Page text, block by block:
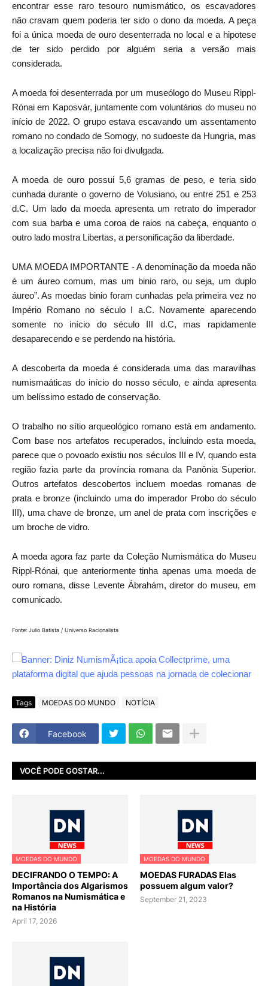
encontrar esse raro tesouro numismático, os escavadores
não cravam quem poderia ter sido o dono da moeda. A peça
foi a única moeda de ouro desenterrada no local e a hipotese
de ter sido perdido por alguém seria a versão mais
considerada.
A moeda foi desenterrada por um museólogo do Museu Rippl-
Rónai em Kaposvár, juntamente com voluntários do museu no
início de 2022. O grupo estava escavando um assentamento
romano no condado de Somogy, no sudoeste da Hungria, mas
a localização precisa não foi divulgada.
A moeda de ouro possui 5,6 gramas de peso, e teria sido
cunhada durante o governo de Volusiano, ou entre 251 e 253
d.C. Um lado da moeda apresenta um retrato do imperador
com sua barba e uma coroa de raios na cabeça, enquanto o
outro lado mostra Libertas, a personificação da liberdade.
UMA MOEDA IMPORTANTE - A denominação da moeda não
é um áureo comum, mas um binio raro, ou seja, um duplo
áureo”. As moedas binio foram cunhadas pela primeira vez no
Império Romano no século I a.C. Novamente aparecendo
somente no início do século III d.C, mas rapidamente
desaparecendo e se perdendo na história.
A descoberta da moeda é considerada uma das maravilhas
numismaáticas do início do nosso século, e ainda apresenta
um belíssimo estado de conservação.
O trabalho no sítio arqueológico romano está em andamento.
Com base nos artefatos recuperados, incluindo esta moeda,
parece que o povoado existiu nos séculos III e IV, quando esta
região fazia parte da província romana da Panônia Superior.
Outros artefatos descobertos incluem moedas romanas de
prata e bronze (incluindo uma do imperador Probo do século
III), uma chave de bronze, um anel de prata com inscrições e
um broche de vidro.
A moeda agora faz parte da Coleção Numismática do Museu
Rippl-Rónai, que anteriormente tinha apenas uma moeda de
ouro romana, disse Levente Ábrahám, diretor do museu, em
comunicado.
Fonte: Julio Batista / Universo Racionalista
Tags MOEDAS DO MUNDO NOTÍCIA
Facebook
VOCÊ PODE GOSTAR...
MOEDAS DO MUNDO
DECIFRANDO O TEMPO: A
Importância dos Algarismos
Romanos na Numismática e
na História
April 17, 2026
MOEDAS DO MUNDO
MOEDAS FURADAS Elas
possuem algum valor?
September 21, 2023